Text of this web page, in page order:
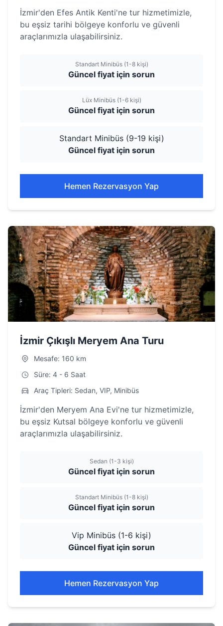
İzmir'den Efes Antik Kenti'ne tur hizmetimizle,
bu eşsiz tarihi bölgeye konforlu ve güvenli
araçlarımızla ulaşabilirsiniz.
Standart Minibüs (1-8 kişi)
Güncel fiyat için sorun
Lüx Minibüs (1-6 kişi)
Güncel fiyat için sorun
Standart Minibüs (9-19 kişi)
Güncel fiyat için sorun
Hemen Rezervasyon Yap
İzmir Çıkışlı Meryem Ana Turu
Mesafe: 160 km
Süre: 4 - 6 Saat
Araç Tipleri: Sedan, VIP, Minibüs
İzmir'den Meryem Ana Evi'ne tur hizmetimizle,
bu eşsiz Kutsal bölgeye konforlu ve güvenli
araçlarımızla ulaşabilirsiniz.
Sedan (1-3 kişi)
Güncel fiyat için sorun
Standart Minibüs (1-8 kişi)
Güncel fiyat için sorun
Vip Minibüs (1-6 kişi)
Güncel fiyat için sorun
Hemen Rezervasyon Yap